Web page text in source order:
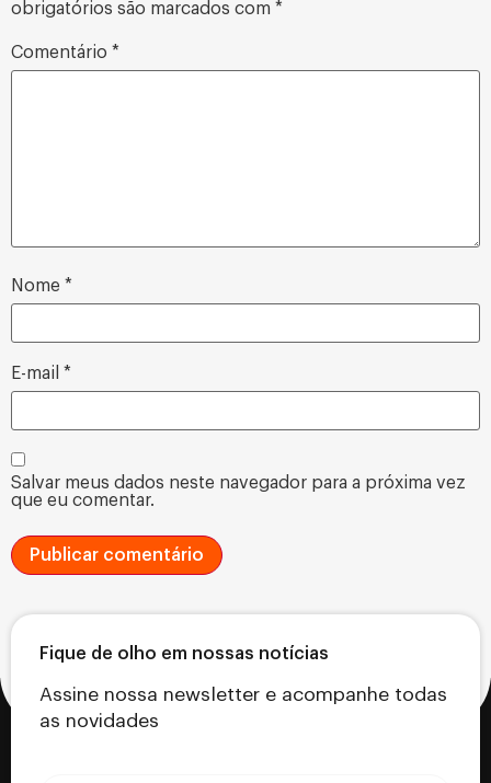
obrigatórios são marcados com *
Comentário *
Nome *
E-mail *
Salvar meus dados neste navegador para a próxima vez
que eu comentar.
Fique de olho em nossas notícias
Assine nossa newsletter e acompanhe todas
as novidades